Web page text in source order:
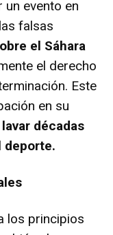
evento en
falsas
el Sáhara
el derecho
Este
en su
décadas
deporte.
los principios